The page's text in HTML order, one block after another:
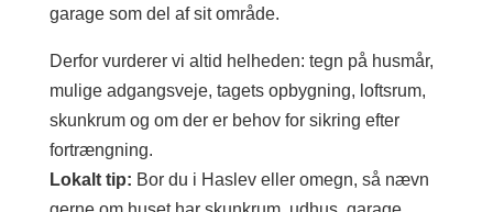
garage som del af sit område.
Derfor vurderer vi altid helheden: tegn på husmår,
mulige adgangsveje, tagets opbygning, loftsrum,
skunkrum og om der er behov for sikring efter
fortrængning.
Lokalt tip: Bor du i Haslev eller omegn, så nævn